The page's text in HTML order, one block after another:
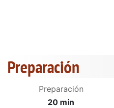
Preparación
Preparación
20 min